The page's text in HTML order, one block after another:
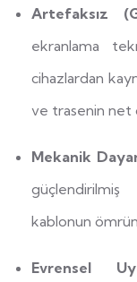
Artefaksız
ekranlama
cihazlardan
ve trasenin net
Mekanik
kablonun
Evrensel